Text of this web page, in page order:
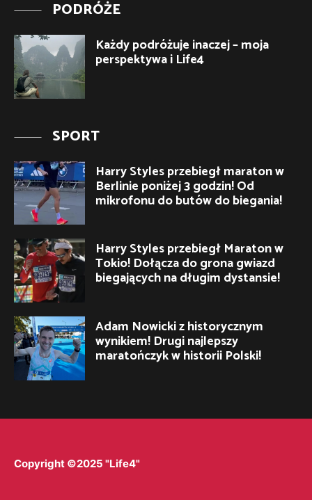
PODRÓŻE
Każdy podróżuje inaczej – moja
perspektywa i Life4
SPORT
Harry Styles przebiegł maraton w
Berlinie poniżej 3 godzin! Od
mikrofonu do butów do biegania!
Harry Styles przebiegł Maraton w
Tokio! Dołącza do grona gwiazd
biegających na długim dystansie!
Adam Nowicki z historycznym
wynikiem! Drugi najlepszy
maratończyk w historii Polski!
Copyright ©2025 "Life4"